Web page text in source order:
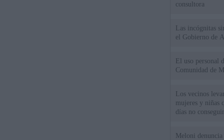
consultora
Las incógnitas
el Gobierno de
El uso personal
Comunidad de
Los vecinos
mujeres y niñas
días no
Meloni